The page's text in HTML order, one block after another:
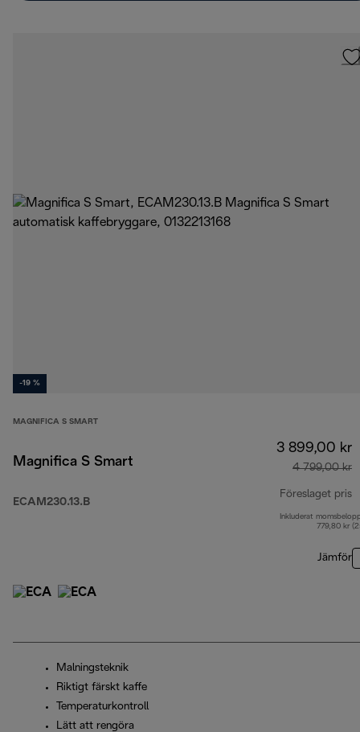
-19 %
MAGNIFICA S SMART
Magnifica S Smart
ECAM230.13.B
3 899,00 kr
4 799,00 kr
Föreslaget pris
Inkluderat
779,80 kr
Jämför
Malningsteknik
Riktigt färskt kaffe
Temperaturkontroll
Lätt att rengöra